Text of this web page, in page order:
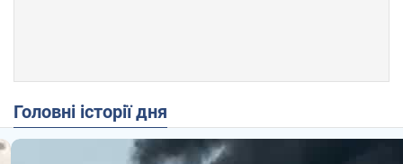
Головні історії дня